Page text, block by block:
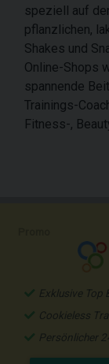
speziell auf
pflanzlichen,
Shakes und
Online-Shops
spannende
Trainings-
Fitness-,
Exklusive Top
Cookieless
Persönlicher